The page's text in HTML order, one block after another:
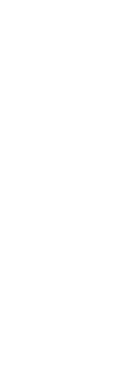
Llega una fecha
diciembre. Como
hace
soñando hasta
de miles de euros
aluvión de dinero
dará para
Málaga y me
A la pregunta,
Gordo de la
españoles
importantes son
derrochadora lo
niños o familiares